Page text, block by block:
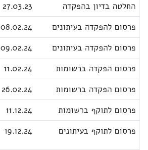
החלטה בדיון בהפקדה
27.03.23
פרסום להפקדה בעיתונים
08.02.24
פרסום להפקדה בעיתונים
09.02.24
פרסום הפקדה ברשומות
11.02.24
פרסום הפקדה ברשומות
26.02.24
פרסום לתוקף ברשומות
11.12.24
פרסום לתוקף בעיתונים
19.12.24